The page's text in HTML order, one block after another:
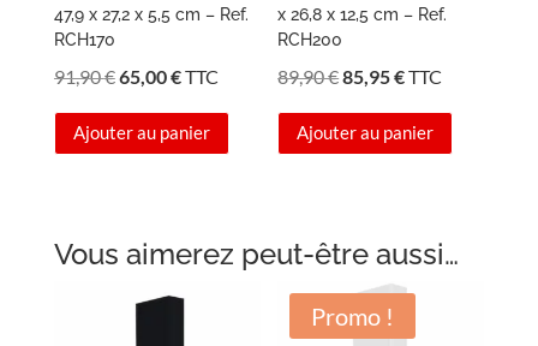
47,9 x 27,2 x 5,5 cm – Ref.
RCH170
91,90€Le
initial
65,00€Le
actuel
TTC
Ajouter au panier
x 26,8 x 12,5 cm – Ref.
RCH200
89,90€Le
initial
85,95€Le
actuel
TTC
Ajouter au panier
Vous aimerez peut-être aussi…
Promo !